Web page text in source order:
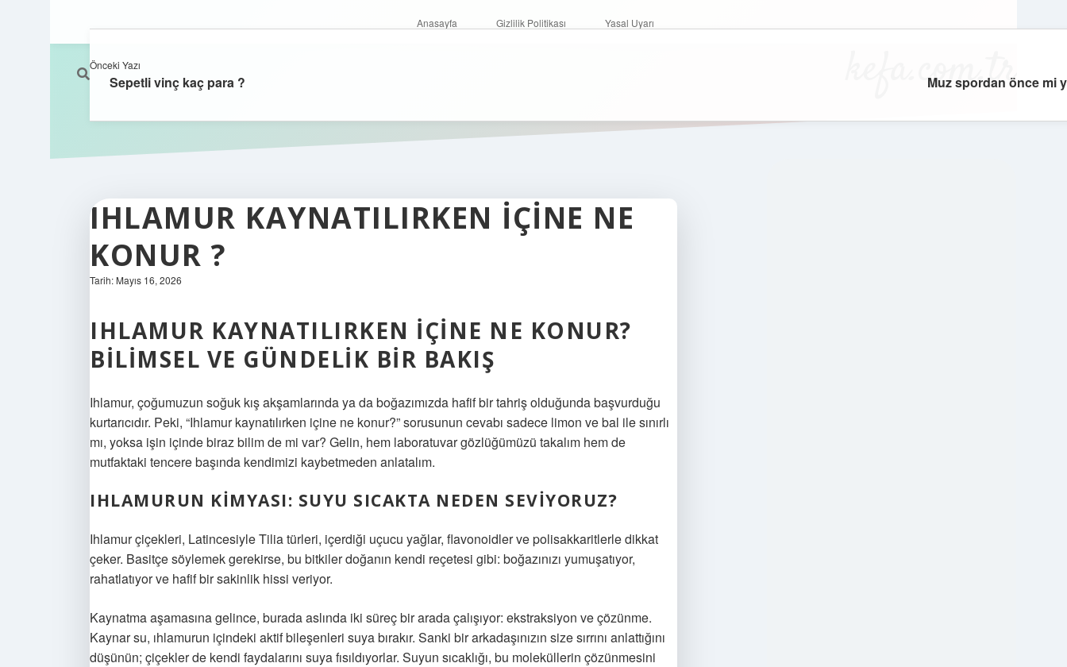
Anasayfa Gizlilik Politikası Yasal Uyarı
kefa.com.tr
IHLAMUR KAYNATILIRKEN IÇINE NE
KONUR ?
Tarih: Mayıs 16, 2026
IHLAMUR KAYNATILIRKEN İÇINE NE KONUR?
BILIMSEL VE GÜNDELIK BIR BAKIŞ
Ihlamur, çoğumuzun soğuk kış akşamlarında ya da boğazımızda hafif bir tahriş olduğunda başvurduğu
kurtarıcıdır. Peki, “Ihlamur kaynatılırken içine ne konur?” sorusunun cevabı sadece limon ve bal ile sınırlı
mı, yoksa işin içinde biraz bilim de mi var? Gelin, hem laboratuvar gözlüğümüzü takalım hem de
mutfaktaki tencere başında kendimizi kaybetmeden anlatalım.
IHLAMURUN KIMYASI: SUYU SICAKTA NEDEN SEVIYORUZ?
Ihlamur çiçekleri, Latincesiyle Tilia türleri, içerdiği uçucu yağlar, flavonoidler ve polisakkaritlerle dikkat
çeker. Basitçe söylemek gerekirse, bu bitkiler doğanın kendi reçetesi gibi: boğazınızı yumuşatıyor,
rahatlatıyor ve hafif bir sakinlik hissi veriyor.
Kaynatma aşamasına gelince, burada aslında iki süreç bir arada çalışıyor: ekstraksiyon ve çözünme.
Kaynar su, ıhlamurun içindeki aktif bileşenleri suya bırakır. Sanki bir arkadaşınızın size sırrını anlattığını
düşünün; çiçekler de kendi faydalarını suya fısıldıyorlar. Suyun sıcaklığı, bu moleküllerin çözünmesini
Önceki Yazı
Sepetli vinç kaç para ? Muz spordan önce mi